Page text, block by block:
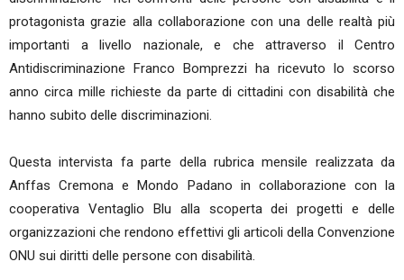
protagonista grazie alla collaborazione con una delle realtà più
importanti a livello nazionale, e che attraverso il Centro
Antidiscriminazione Franco Bomprezzi ha ricevuto lo scorso
anno circa mille richieste da parte di cittadini con disabilità che
hanno subito delle discriminazioni.
Questa intervista fa parte della rubrica mensile realizzata da
Anffas Cremona e Mondo Padano in collaborazione con la
cooperativa Ventaglio Blu alla scoperta dei progetti e delle
organizzazioni che rendono effettivi gli articoli della Convenzione
ONU sui diritti delle persone con disabilità.